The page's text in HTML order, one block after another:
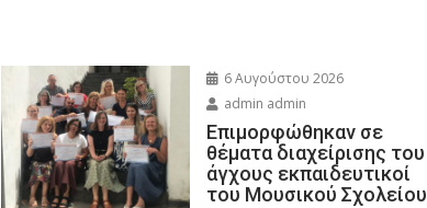
6 Αυγούστου 2026
admin admin
Eπιμορφώθηκαν σε
θέματα διαχείρισης του
άγχους εκπαιδευτικοί
του Μουσικού Σχολείου